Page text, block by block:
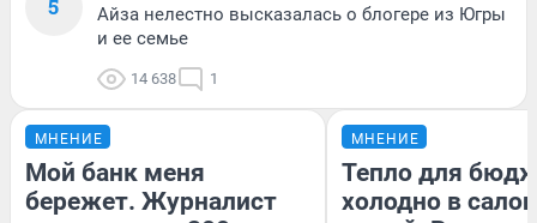
5
Айза нелестно высказалась о блогере из Югры
и ее семье
14 638 1
МНЕНИЕ
Мой банк меня
бережет. Журналист
МНЕНИЕ
Тепло для
холодно в